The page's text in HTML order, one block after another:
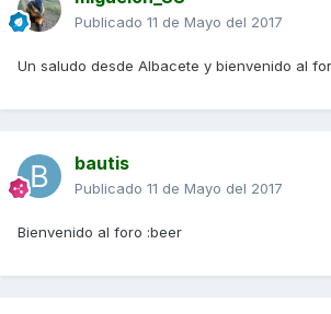
Publicado 11 de Mayo del 2017
Un saludo desde Albacete y bienvenido al
bautis
Publicado 11 de Mayo del 2017
Bienvenido al foro :beer